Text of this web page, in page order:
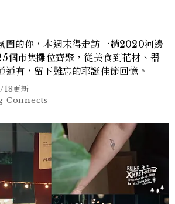
圍的你，本週末得走訪一趟2020河邊
個市集攤位齊聚，從美食到花材、器
通有，留下難忘的耶誕佳節回憶。
18更新
Connects